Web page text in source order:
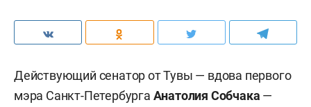
Действующий сенатор от Тувы — вдова первого
мэра Санкт-Петербурга Анатолия Собчака —